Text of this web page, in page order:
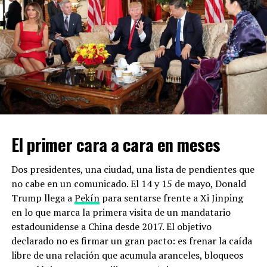
Los fabricantes de automóviles esperan que los
vehículos eléctricos compactos sean tan asequibles
como los vehículos de gasolina de tamaño similar, según
las fuentes.
NOTICIAS RELACIONADAS 2030 MITSUBISHI
NISSAN
PLAN
RENAULT VEHÍCULOS ELÉCTRICOS
UP NEXT
DON'T MISS
Perú califica al derrame de Repsol como el “peor
desastre ecológico en los últimos tiempos”
El primer cara a cara en meses
Dos presidentes, una ciudad, una lista de pendientes que
no cabe en un comunicado. El 14 y 15 de mayo, Donald
Trump llega aPekínpara sentarse frente a Xi Jinping
en lo que marca la primera visita de un mandatario
estadounidense a China desde 2017. El objetivo
declarado no es firmar un gran pacto: es frenar la caída
libre de una relación que acumula aranceles, bloqueos